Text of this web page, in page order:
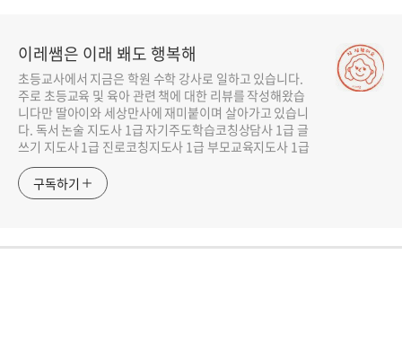
이레쌤은 이래 봬도 행복해
초등교사에서 지금은 학원 수학 강사로 일하고 있습니다.
주로 초등교육 및 육아 관련 책에 대한 리뷰를 작성해왔습
니다만 딸아이와 세상만사에 재미붙이며 살아가고 있습니
다. 독서 논술 지도사 1급 자기주도학습코칭상담사 1급 글
쓰기 지도사 1급 진로코칭지도사 1급 부모교육지도사 1급
구독하기